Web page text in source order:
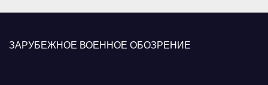
ЗАРУБЕЖНОЕ ВОЕННОЕ ОБОЗРЕНИЕ